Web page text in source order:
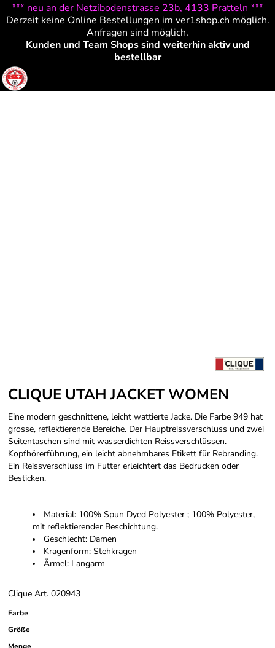
*** neu an der Netzibodenstrasse 23b, 4133 Pratteln ***
Derzeit keine Online Bestellungen im ver1shop.ch möglich.
Anfragen sind möglich.
Kunden und Team Shops sind weiterhin aktiv und
bestellbar
CLIQUE UTAH JACKET WOMEN
Eine modern geschnittene, leicht wattierte Jacke. Die Farbe 949 hat
grosse, reflektierende Bereiche. Der Hauptreissverschluss und zwei
Seitentaschen sind mit wasserdichten Reissverschlüssen.
Kopfhörerführung, ein leicht abnehmbares Etikett für Rebranding.
Ein Reissverschluss im Futter erleichtert das Bedrucken oder
Besticken.
Material: 100% Spun Dyed Polyester ; 100% Polyester,
mit reflektierender Beschichtung.
Geschlecht: Damen
Kragenform: Stehkragen
Ärmel: Langarm
Clique Art. 020943
Farbe
Größe